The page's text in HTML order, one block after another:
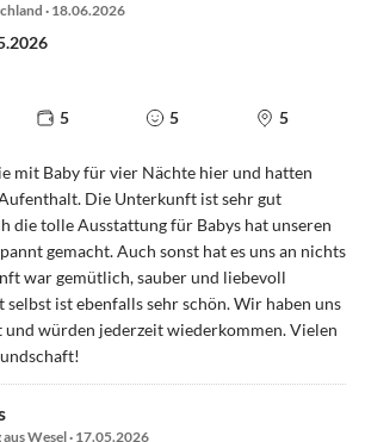
· 18.06.2026
5 5 5
mit Baby für vier Nächte hier und hatten
Die Unterkunft ist sehr gut
die tolle Ausstattung für Babys hat unseren
gemacht. Auch sonst hat es uns an nichts
war gemütlich, sauber und liebevoll
ist ebenfalls sehr schön. Wir haben uns
würden jederzeit wiederkommen. Vielen
Wesel · 17.05.2026